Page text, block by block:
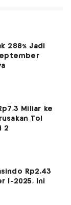
288% Jadi
Miliar ke
Tol
2
Rp2,43
I-2025, Ini